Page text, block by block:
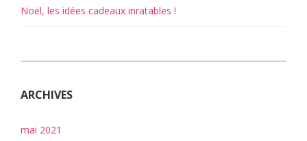
Noël, les idées cadeaux inratables !
ARCHIVES
mai 2021